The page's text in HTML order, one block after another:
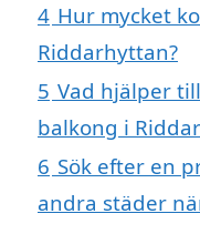
4 Hur mycket
Riddarhyttan?
5 Vad hjälper
balkong i
6 Sök efter en
andra städer